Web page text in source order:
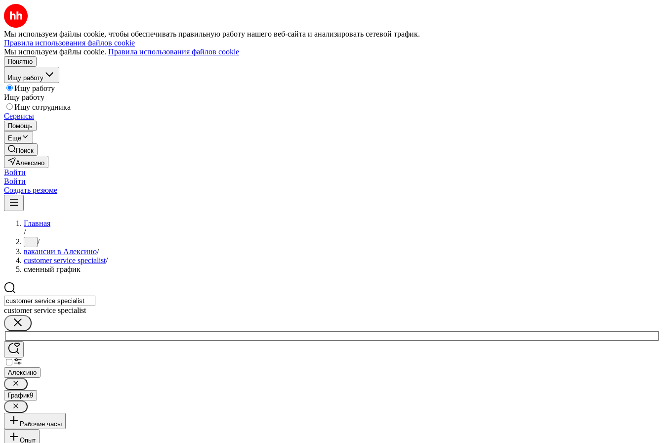
Мы используем файлы cookie, чтобы обеспечивать правильную работу нашего веб-сайта и анализировать сетевой трафик.
Правила использования файлов cookie
Мы используем файлы cookie. Правила использования файлов cookie
Понятно
Ищу работу
Ищу работу
Ищу работу
Ищу сотрудника
Сервисы
Помощь
Ещё
Поиск
Алексино
Войти
Войти
Создать резюме
Главная
/
... /
вакансии в Алексино/
customer service specialist/
сменный график
customer service specialist
Алексино
График9
Рабочие часы
Опыт